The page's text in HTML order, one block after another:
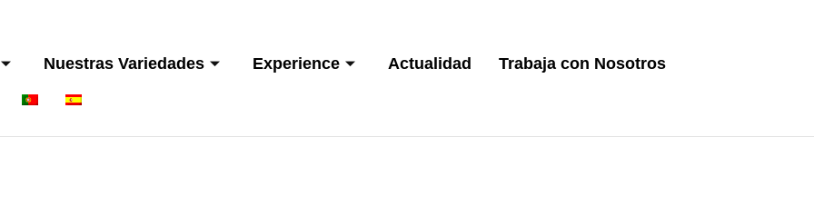
Nuestras Variedades Experience Actualidad Trabaja con Nosotros